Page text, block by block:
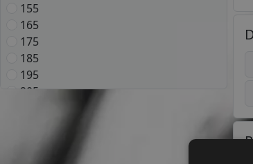
155
165
175
185
195
205